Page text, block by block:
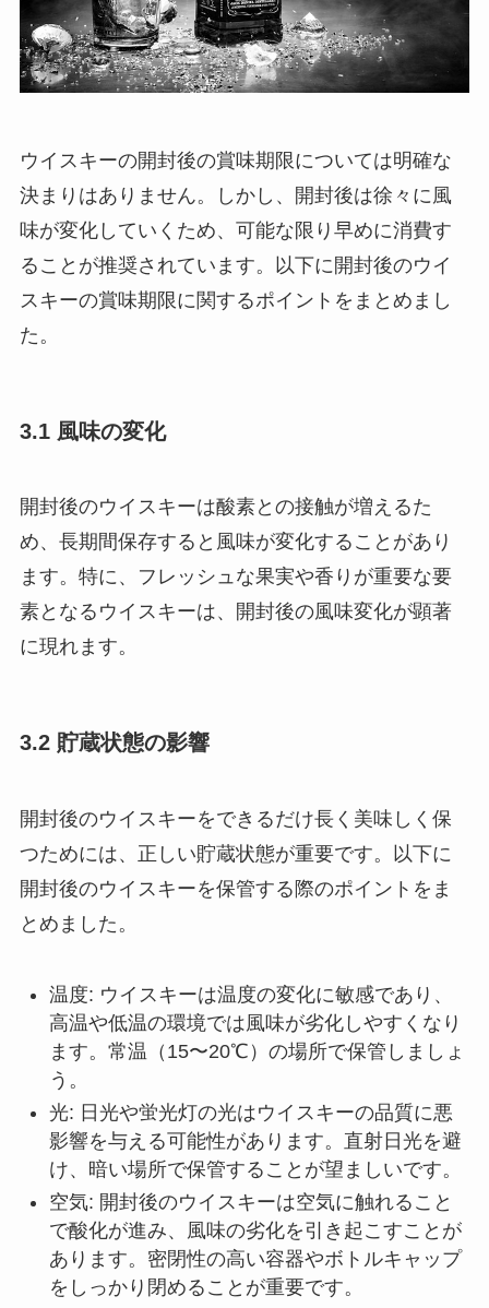
ウイスキーの開封後の賞味期限については明確な
決まりはありません。しかし、開封後は徐々に風
味が変化していくため、可能な限り早めに消費す
ることが推奨されています。以下に開封後のウイ
スキーの賞味期限に関するポイントをまとめまし
た。
3.1 風味の変化
開封後のウイスキーは酸素との接触が増えるた
め、長期間保存すると風味が変化することがあり
ます。特に、フレッシュな果実や香りが重要な要
素となるウイスキーは、開封後の風味変化が顕著
に現れます。
3.2 貯蔵状態の影響
開封後のウイスキーをできるだけ長く美味しく保
つためには、正しい貯蔵状態が重要です。以下に
開封後のウイスキーを保管する際のポイントをま
とめました。
温度: ウイスキーは温度の変化に敏感であり、
高温や低温の環境では風味が劣化しやすくなり
ます。常温（15〜20℃）の場所で保管しましょ
う。
光: 日光や蛍光灯の光はウイスキーの品質に悪
影響を与える可能性があります。直射日光を避
け、暗い場所で保管することが望ましいです。
空気: 開封後のウイスキーは空気に触れること
で酸化が進み、風味の劣化を引き起こすことが
あります。密閉性の高い容器やボトルキャップ
をしっかり閉めることが重要です。